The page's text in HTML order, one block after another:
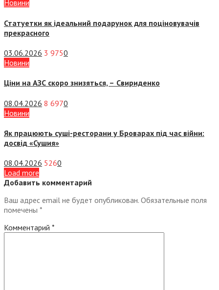
Новини
Статуетки як ідеальний подарунок для поціновувачів
прекрасного
03.06.2026 3 9750
Новини
Ціни на АЗС скоро знизяться, – Свириденко
08.04.2026 8 6970
Новини
Як працюють суші-ресторани у Броварах під час війни:
досвід «Сушия»
08.04.2026 5260
Load more
Добавить комментарий
Ваш адрес email не будет опубликован. Обязательные поля
помечены *
Комментарий *